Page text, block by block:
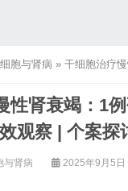
胞与肾病 » 干细胞治疗慢性肾衰
性肾衰竭：1
效观察 | 个案探
与肾病 2025年9月5日